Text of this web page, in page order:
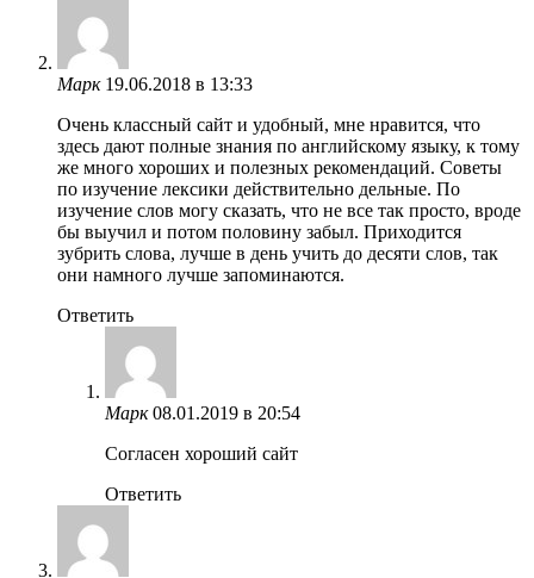
Марк 19.06.2018 в 13:33
Очень классный сайт и удобный, мне нравится, что
здесь дают полные знания по английскому языку, к тому
же много хороших и полезных рекомендаций. Советы
по изучение лексики действительно дельные. По
изучение слов могу сказать, что не все так просто, вроде
бы выучил и потом половину забыл. Приходится
зубрить слова, лучше в день учить до десяти слов, так
они намного лучше запоминаются.
Ответить
Марк 08.01.2019 в 20:54
Согласен хороший сайт
Ответить